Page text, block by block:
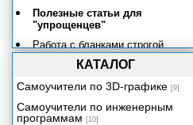
Полезные статьи для
"упрощенцев"
Работа с бланками строгой
отчетности
перечисления в бюджет
обязательных платежей
КАТАЛОГ
Самоучители по 3D-графике [9]
Самоучители по инженерным
программам [10]